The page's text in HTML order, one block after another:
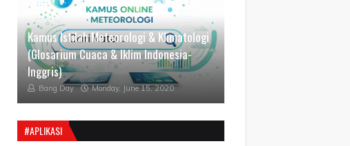
Kamus Istilah Meteorologi & Klimatologi
(Glosarium Cuaca & Iklim Indonesia-
Inggris)
Bang Day Monday, June 15, 2020
#APLIKASI